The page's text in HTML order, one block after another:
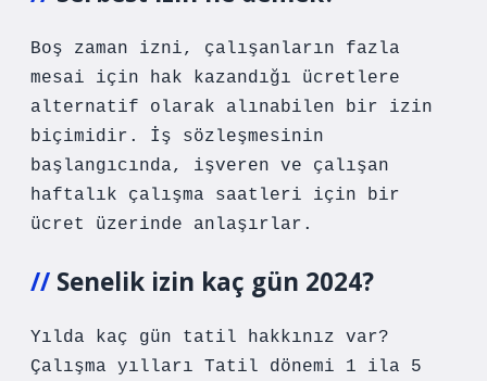
Boş zaman izni, çalışanların fazla
mesai için hak kazandığı ücretlere
alternatif olarak alınabilen bir izin
biçimidir. İş sözleşmesinin
başlangıcında, işveren ve çalışan
haftalık çalışma saatleri için bir
ücret üzerinde anlaşırlar.
Senelik izin kaç gün 2024?
Yılda kaç gün tatil hakkınız var?
Çalışma yılları Tatil dönemi 1 ila 5